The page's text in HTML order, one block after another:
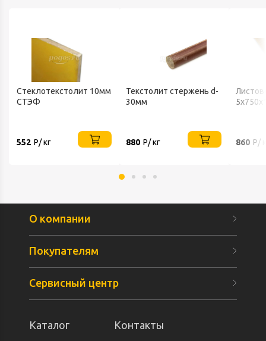
Стеклотекстолит 10мм
СТЭФ
552 Р/ кг
Текстолит стержень d-
30мм
880 Р/ кг 860 Р/
О компании
Покупателям
Сервисный центр
Каталог
Контакты